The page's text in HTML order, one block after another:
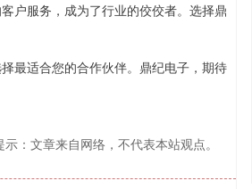
户服务，成为了行业的佼佼者。选择鼎
最适合您的合作伙伴。鼎纪电子，期待
：文章来自网络，不代表本站观点。